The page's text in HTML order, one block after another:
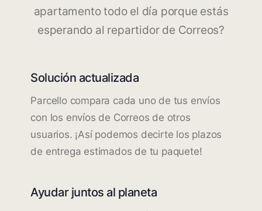
apartamento todo el día porque estás
esperando al repartidor de Correos?
Solución actualizada
Parcello compara cada uno de tus envíos
con los envíos de Correos de otros
usuarios. ¡Así podemos decirte los plazos
de entrega estimados de tu paquete!
Ayudar juntos al planeta